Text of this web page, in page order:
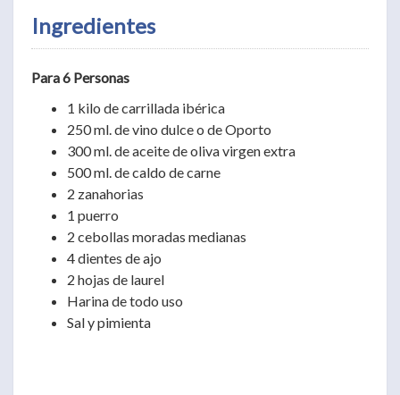
Ingredientes
Para 6 Personas
1 kilo de carrillada ibérica
250 ml. de vino dulce o de Oporto
300 ml. de aceite de oliva virgen extra
500 ml. de caldo de carne
2 zanahorias
1 puerro
2 cebollas moradas medianas
4 dientes de ajo
2 hojas de laurel
Harina de todo uso
Sal y pimienta